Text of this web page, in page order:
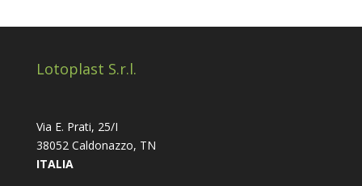
Lotoplast S.r.l.
Via E. Prati, 25/I
38052 Caldonazzo, TN
ITALIA